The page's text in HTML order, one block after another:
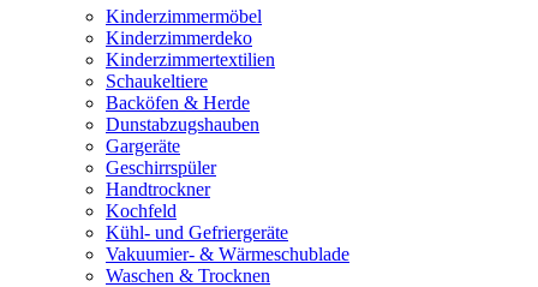
Kinderzimmermöbel
Kinderzimmerdeko
Kinderzimmertextilien
Schaukeltiere
Backöfen & Herde
Dunstabzugshauben
Gargeräte
Geschirrspüler
Handtrockner
Kochfeld
Kühl- und Gefriergeräte
Vakuumier- & Wärmeschublade
Waschen & Trocknen